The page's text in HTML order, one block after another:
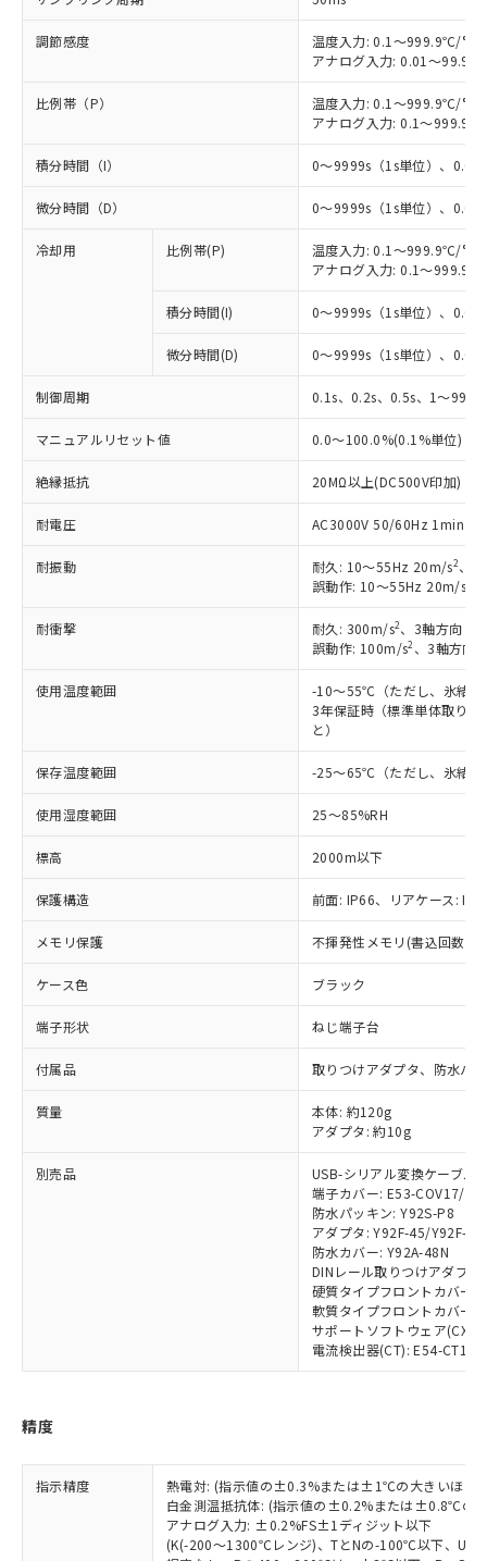
調節感度
温度入力: 0.1～999.9℃/°F
アナログ入力: 0.01～
比例帯（P）
温度入力: 0.1～999.9℃/°F
アナログ入力: 0.1～
積分時間（I） 0～9999s（1s単位）、0.0
微分時間（D） 0～9999s（1s単位）、0.0
冷却用 比例帯(P)
温度入力: 0.1～999.9℃/°F
アナログ入力: 0.1～
積分時間(I) 0～9999s（1s単位）、0.0
微分時間(D) 0～9999s（1s単位）、0.0
制御周期 0.1s、0.2s、0.5s、1～99s
マニュアルリセット値 0.0～100.0%(0.1%単位)
絶縁抵抗 20MΩ以上(DC500V印加)
耐電圧 AC3000V 50/60Hz 1min (
耐振動 耐久: 10～55Hz 20m/s2、3
誤動作: 10～55Hz 20m/s
耐衝撃 耐久: 300m/s2、3軸方向 各
誤動作: 100m/s2 、3軸方向
使用温度範囲
-10～55℃（ただし、氷結、
3年保証時（標準単体取り
と）
保存温度範囲 -25～65℃（ただし、氷結、
使用湿度範囲 25～85%RH
標高 2000m以下
保護構造 前面: IP66、リアケース:
メモリ保護 不揮発性メモリ(書込回数:
ケース色 ブラック
端子形状 ねじ端子台
付属品 取りつけアダプタ、防水パ
質量
本体: 約120g
アダプタ: 約10g
別売品
USB-シリアル変換ケーブル:
端子カバー: E53-COV17/
防水パッキン: Y92S-P8
アダプタ: Y92F-45/Y92F-49
防水カバー: Y92A-48N
DINレール取りつけアダプタ
硬質タイプフロントカバー:
軟質タイプフロントカバー:
サポートソフトウェア(CX-
電流検出器(CT): E54-CT1/
精度
指示精度
熱電対: (指示値の±0.3%または±1℃の大きいほう
白金測温抵抗体: (指示値の±0.2%または±0.8℃の
アナログ入力: ±0.2%FS±1ディジット以下
(K(-200～1300℃レンジ)、TとNの-100℃以下、U
以下の条件をお読みいただき、同意のうえ
本サービスは、当社制御機器事業取扱
商品の当社在庫状況および標準価格
(税抜)を提供させていただくもので
記載している更新日時点での社内デー
タに基づき作成されるものであり、閲
覧された時点での実際の在庫および標
準価格とは異なる場合があることをご
※1 対応状況
対応済み：EU RoHS指令（10物質）の
非含有に対応した製品が提供可能な商品で
対応予定：EU RoHS指令（10物質）の非含
有に対応した製品に切り替える予定のある
対応予定なし：EU RoHS指令（10物質）の
非含有に非対応の商品で、対応品を出す予
調査・確認中：EU RoHS指令（10物質）の
非含有の対応状況を調査中または確認中の
非該当品：ライセンス料など無形物で、有
害物質有無と関係のない商品です。
*EU RoHS指令（10物質）：
鉛(Pb) 1000ppm以下、 水銀(Hg) 1000ppm以下、 カド
ミウム(Cd) 100ppm以下、
六価クロム(Cr(Ⅵ)) 1000ppm以下、ポリ臭化ビフェニル
類(PBB) 1000ppm以下、ポリ臭化ジフェニルエーテル類
「○」：最大均質材料含有率が中国RoHSの
基準値以下であることを示します。
い合わせください。
*中国RoHS10物質の基準値 (GB/T26572)：
Pb(鉛) :1000ppm、 Hg(水銀) : 1000ppm、 Cd(カドミウ
ム) : 100ppm、
（以下｢規制貨物等」という）を輸出
または国外への提供する場合は、日本
国政府の輸出許可(または役務取引許
可)を取得するなどの必要な手続きを
説明